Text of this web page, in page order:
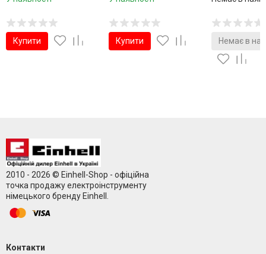
Купити Купити Немає в
2010 - 2026 © Einhell-Shop - офіційна
точка продажу електроінструменту
німецького бренду Einhell.
Контакти